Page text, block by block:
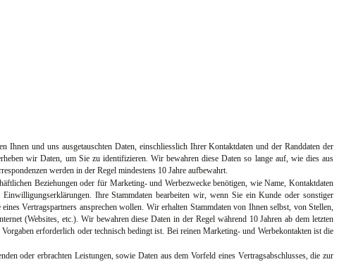
und uns ausgetauschten Daten, einschliesslich Ihrer Kontaktdaten und der Randdaten der
wir Daten, um Sie zu identifizieren. Wir bewahren diese Daten so lange auf, wie dies aus
werden in der Regel mindestens 10 Jahre aufbewahrt.
Beziehungen oder für Marketing- und Werbezwecke benötigen, wie Name, Kontaktdaten
Ihre Stammdaten bearbeiten wir, wenn Sie ein Kunde oder sonstiger
Vertragspartners ansprechen wollen. Wir erhalten Stammdaten von Ihnen selbst, von Stellen,
(Websites, etc.). Wir bewahren diese Daten in der Regel während 10 Jahren ab dem letzten
erforderlich oder technisch bedingt ist. Bei reinen Marketing- und Werbekontakten ist die
oder erbrachten Leistungen, sowie Daten aus dem Vorfeld eines Vertragsabschlusses, die zur